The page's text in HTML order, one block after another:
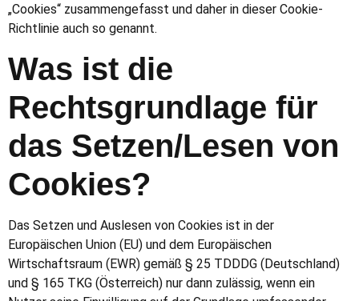
„Cookies“ zusammengefasst und daher in dieser Cookie-
Richtlinie auch so genannt.
Was ist die
Rechtsgrundlage für
das Setzen/Lesen von
Cookies?
Das Setzen und Auslesen von Cookies ist in der
Europäischen Union (EU) und dem Europäischen
Wirtschaftsraum (EWR) gemäß § 25 TDDDG (Deutschland)
und § 165 TKG (Österreich) nur dann zulässig, wenn ein